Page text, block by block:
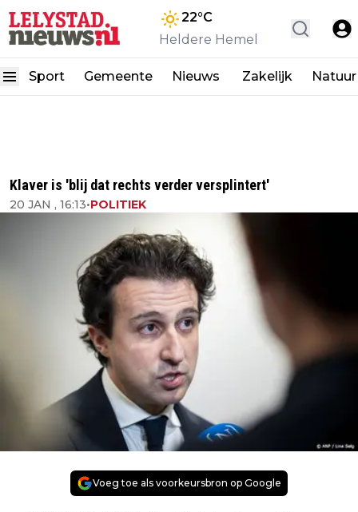
22°C
Heldere Hemel
Sport Gemeente Nieuws Zakelijk Natuur
Klaver is 'blij dat rechts verder versplintert'
20 JAN , 16:13•POLITIEK
Voeg toe als voorkeursbron op Google